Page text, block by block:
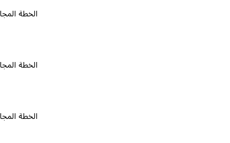
الخطة المجانية ٠
الخطة المجانية ٠
الخطة المجانية ٠